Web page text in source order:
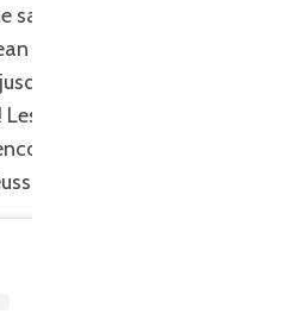
ses phares ? Sur la
Ruz à Ploumanac’h vous
lumières du phare de
la même mélodie :
!